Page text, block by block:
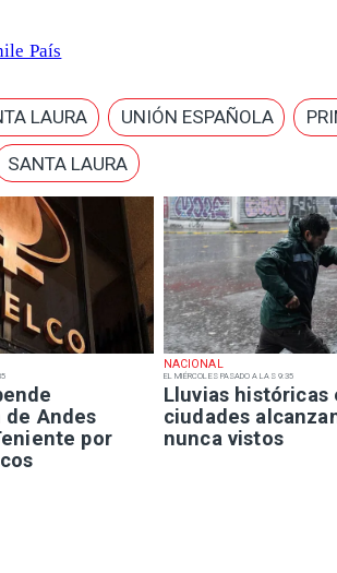
Andes
por
NACIONAL
EL MIÉRCOLES PASADO A LAS 9:35
Lluvias históricas
ciudades
nunca vistos
País
LAURA UNIÓN ESPAÑOLA
SANTA LAURA